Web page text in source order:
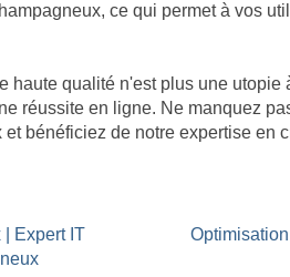
ce qui permet à vos
haute qualité n'est plus une
réussite en ligne. Ne manquez
bénéficiez de notre expertise en
Expert IT